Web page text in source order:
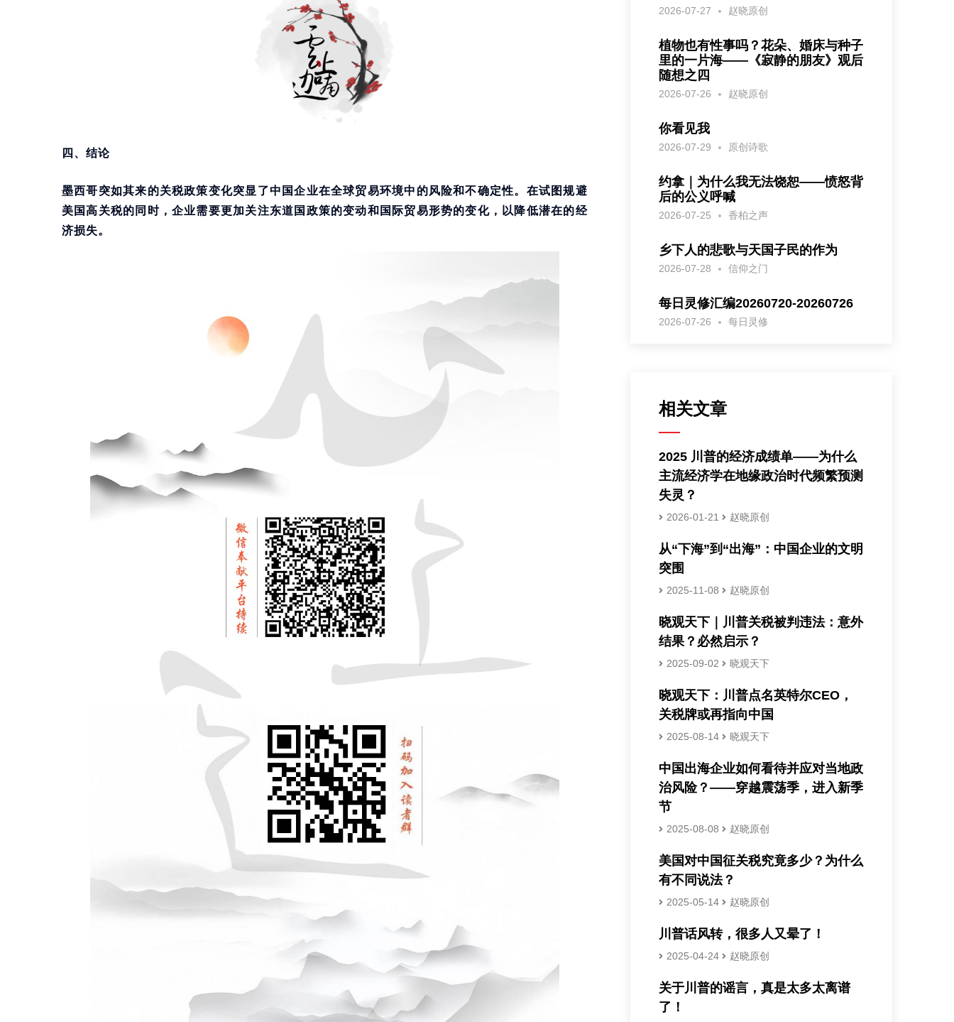
四、结论
墨西哥突如其来的关税政策变化突显了中国企业在全球贸易环境中的风险和不确定性。在试图规避
美国高关税的同时，企业需要更加关注东道国政策的变动和国际贸易形势的变化，以降低潜在的经
济损失。
2026-07-27 赵晓原创
植物也有性事吗？花朵、婚床与种子
里的一片海——《寂静的朋友》观后
随想之四
2026-07-26 赵晓原创
你看见我
2026-07-29 原创诗歌
约拿｜为什么我无法饶恕——愤怒背
后的公义呼喊
2026-07-25 香柏之声
乡下人的悲歌与天国子民的作为
2026-07-28 信仰之门
每日灵修汇编20260720-20260726
2026-07-26 每日灵修
相关文章
2025 川普的经济成绩单——为什么
主流经济学在地缘政治时代频繁预测
失灵？
2026-01-21 赵晓原创
从“下海”到“出海”：中国企业的文明
突围
2025-11-08 赵晓原创
晓观天下｜川普关税被判违法：意外
结果？必然启示？
2025-09-02 晓观天下
晓观天下：川普点名英特尔CEO，
关税牌或再指向中国
2025-08-14 晓观天下
中国出海企业如何看待并应对当地政
治风险？——穿越震荡季，进入新季
节
2025-08-08 赵晓原创
美国对中国征关税究竟多少？为什么
有不同说法？
2025-05-14 赵晓原创
川普话风转，很多人又晕了！
2025-04-24 赵晓原创
关于川普的谣言，真是太多太离谱
了！